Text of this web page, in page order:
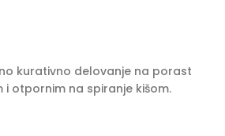
kurativno delovanje na porast
i otpornim na spiranje kišom.